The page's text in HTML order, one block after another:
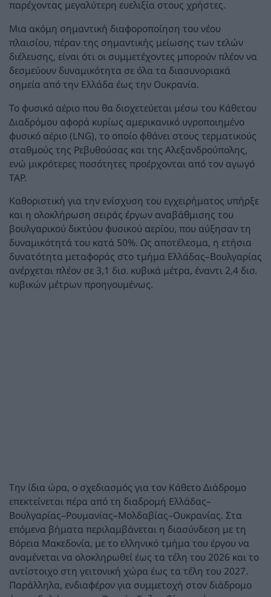
παρέχοντας μεγαλύτερη ευελιξία στους χρήστες.
Μια ακόμη σημαντική διαφοροποίηση του νέου
πλαισίου, πέραν της σημαντικής μείωσης των τελών
διέλευσης, είναι ότι οι συμμετέχοντες μπορούν πλέον να
δεσμεύουν δυναμικότητα σε όλα τα διασυνοριακά
σημεία από την Ελλάδα έως την Ουκρανία.
Το φυσικό αέριο που θα διοχετεύεται μέσω του Κάθετου
Διαδρόμου αφορά κυρίως αμερικανικό υγροποιημένο
φυσικό αέριο (LNG), το οποίο φθάνει στους τερματικούς
σταθμούς της Ρεβυθούσας και της Αλεξανδρούπολης,
ενώ μικρότερες ποσότητες προέρχονται από τον αγωγό
TAP.
Καθοριστική για την ενίσχυση του εγχειρήματος υπήρξε
και η ολοκλήρωση σειράς έργων αναβάθμισης του
βουλγαρικού δικτύου φυσικού αερίου, που αύξησαν τη
δυναμικότητά του κατά 50%. Ως αποτέλεσμα, η ετήσια
δυνατότητα μεταφοράς στο τμήμα Ελλάδας–Βουλγαρίας
ανέρχεται πλέον σε 3,1 δισ. κυβικά μέτρα, έναντι 2,4 δισ.
κυβικών μέτρων προηγουμένως.
Την ίδια ώρα, ο σχεδιασμός για τον Κάθετο Διάδρομο
επεκτείνεται πέρα από τη διαδρομή Ελλάδας–
Βουλγαρίας–Ρουμανίας–Μολδαβίας–Ουκρανίας. Στα
επόμενα βήματα περιλαμβάνεται η διασύνδεση με τη
Βόρεια Μακεδονία, με το ελληνικό τμήμα του έργου να
αναμένεται να ολοκληρωθεί έως τα τέλη του 2026 και το
αντίστοιχο στη γειτονική χώρα έως τα τέλη του 2027.
Παράλληλα, ενδιαφέρον για συμμετοχή στον διάδρομο